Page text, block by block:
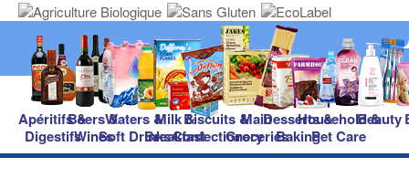
Apéritifs &
Digestifs
Beers &
Wines
Waters &
Soft Drinks
Milk &
Breakfast
Biscuits &
Confectionery
Main
Groceries
Desserts &
Baking
Household &
Pet Care
Beauty